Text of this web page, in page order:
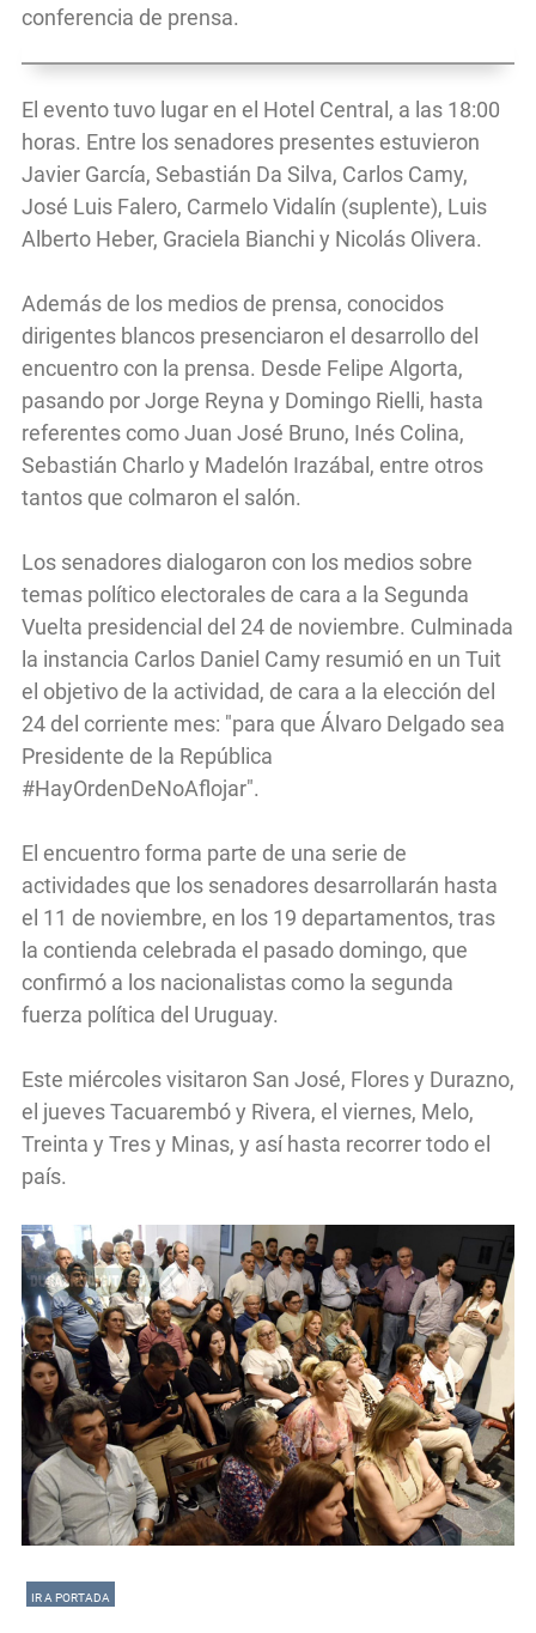
conferencia de prensa.
El evento tuvo lugar en el Hotel Central, a las 18:00
horas. Entre los senadores presentes estuvieron
Javier García, Sebastián Da Silva, Carlos Camy,
José Luis Falero, Carmelo Vidalín (suplente), Luis
Alberto Heber, Graciela Bianchi y Nicolás Olivera.
Además de los medios de prensa, conocidos
dirigentes blancos presenciaron el desarrollo del
encuentro con la prensa. Desde Felipe Algorta,
pasando por Jorge Reyna y Domingo Rielli, hasta
referentes como Juan José Bruno, Inés Colina,
Sebastián Charlo y Madelón Irazábal, entre otros
tantos que colmaron el salón.
Los senadores dialogaron con los medios sobre
temas político electorales de cara a la Segunda
Vuelta presidencial del 24 de noviembre. Culminada
la instancia Carlos Daniel Camy resumió en un Tuit
el objetivo de la actividad, de cara a la elección del
24 del corriente mes: "para que Álvaro Delgado sea
Presidente de la República
#HayOrdenDeNoAflojar".
El encuentro forma parte de una serie de
actividades que los senadores desarrollarán hasta
el 11 de noviembre, en los 19 departamentos, tras
la contienda celebrada el pasado domingo, que
confirmó a los nacionalistas como la segunda
fuerza política del Uruguay.
Este miércoles visitaron San José, Flores y Durazno,
el jueves Tacuarembó y Rivera, el viernes, Melo,
Treinta y Tres y Minas, y así hasta recorrer todo el
país.
IR A PORTADA